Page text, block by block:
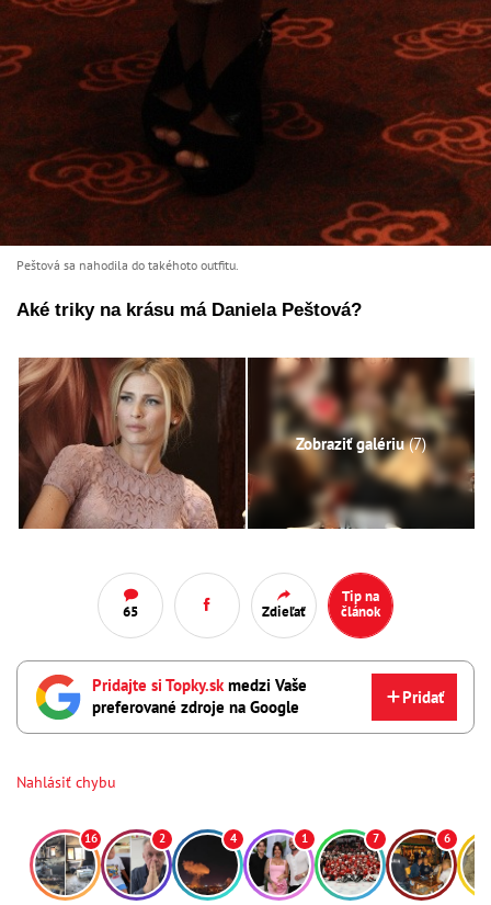
Peštová sa nahodila do takéhoto outfitu.
Aké triky na krásu má Daniela Peštová?
Zobraziť galériu(7)
65 Zdieľať
Tip na
článok
Pridajte si Topky.skmedzi Vaše
preferované zdroje na Google
Pridať
Nahlásiť chybu
16 2 4 1 7 6